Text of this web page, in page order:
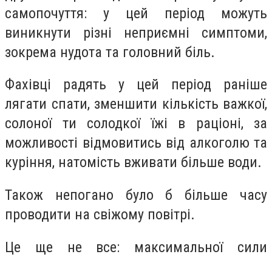
самопочуття: у цей період можуть
виникнути різні неприємні симптоми,
зокрема нудота та головний біль.
Фахівці радять у цей період раніше
лягати спати, зменшити кількість важкої,
солоної ти солодкої їжі в раціоні, за
можливості відмовитись від алкоголю та
куріння, натомість вживати більше води.
Також непогано було б більше часу
проводити на свіжому повітрі.
Це ще не все: максимальної сили